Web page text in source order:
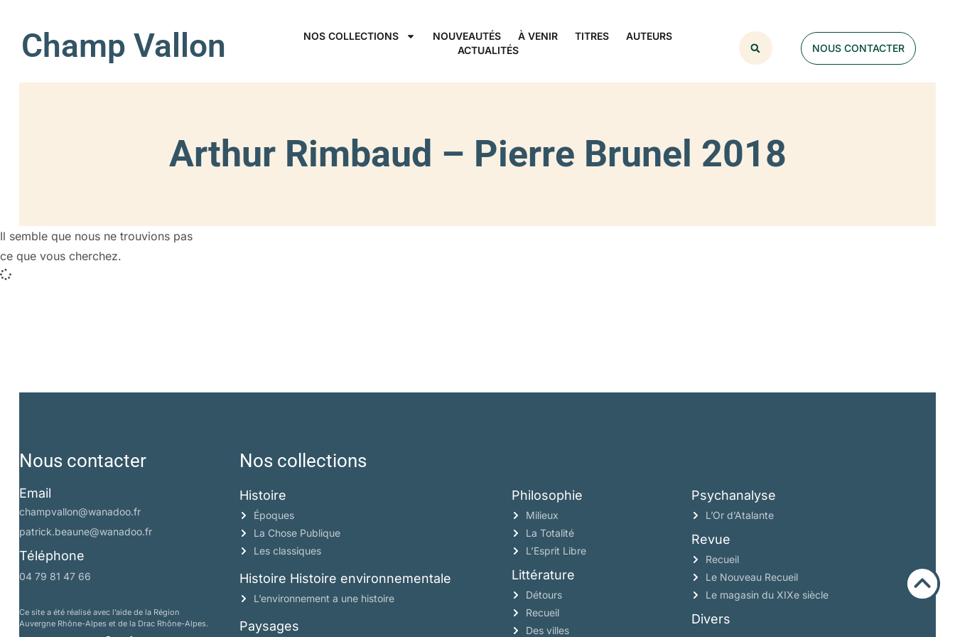
Champ Vallon NOS COLLECTIONS NOUVEAUTÉS À VENIR TITRES
AUTEURS
ACTUALITÉS
NOUS CONTACTER
Arthur Rimbaud – Pierre Brunel 2018
Il semble que nous ne trouvions pas
ce que vous cherchez.
Nous contacter
Email
champvallon@wanadoo.fr
patrick.beaune@wanadoo.fr
Téléphone
04 79 81 47 66
Ce site a été réalisé avec l’aide de la Région
Auvergne Rhône-Alpes et de la Drac Rhône-Alpes.
Nos collections
Histoire
Époques
La Chose Publique
Les classiques
Histoire Histoire environnementale
L’environnement a une histoire
Paysages
Philosophie
Milieux
La Totalité
L’Esprit Libre
Littérature
Détours
Recueil
Des villes
Psychanalyse
L’Or d’Atalante
Revue
Recueil
Le Nouveau Recueil
Le magasin du XIXe siècle
Divers